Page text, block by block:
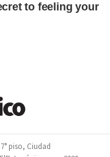
piso, Ciudad